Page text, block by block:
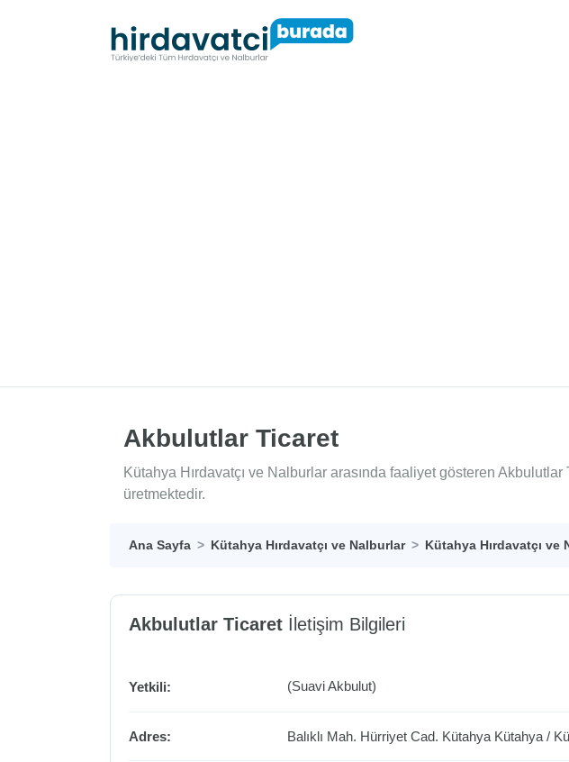
Akbulutlar Ticaret
Kütahya Hırdavatçı ve Nalburlar arasında faaliyet gösteren
üretmektedir.
Ana Sayfa Kütahya Hırdavatçı ve Nalburlar Kütahya Hırdavatçı ve
Akbulutlar Ticaret İletişim Bilgileri
Yetkili: (Suavi Akbulut)
Adres: Balıklı Mah. Hürriyet Cad. Kütahya Kütahya /